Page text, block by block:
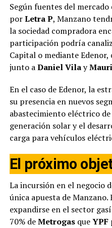
Según fuentes del
porLetra P, Manzano
la sociedad compradora
participación podría
Capital o mediante
junto aDaniel Vilay
En el caso de Edenor, la
su presencia en nuevos
abastecimiento eléctrico
generación solar y el
carga para vehículos
El próximo
La incursión en el negocio
única apuesta de
expandirse en el sector
70% deMetrogasqueYPF